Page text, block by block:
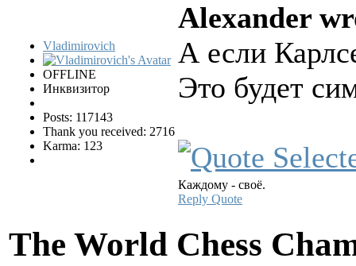
Vladimirovich
OFFLINE
Инквизитор
Posts: 117143
Thank you received: 2716
Karma: 123
Alexander
А если
Это будет
Каждому - своё.
Reply Quote
The World Chess